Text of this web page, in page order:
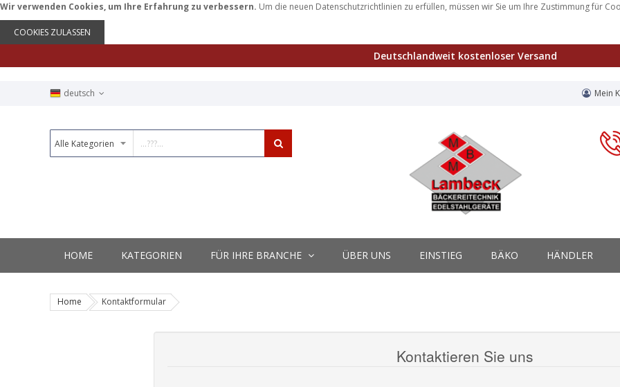
Wir verwenden Cookies, um Ihre Erfahrung zu verbessern. Um die neuen Datenschutzrichtlinien zu erfüllen, müssen wir Sie um Ihre Zustimmung für
COOKIES ZULASSEN
Deutschlandweit kostenloser Versand
deutsch Mein
HOME KATEGORIEN FÜR IHRE BRANCHE ÜBER UNS EINSTIEG BÄKO HÄNDLER
Home Kontaktformular
Kontaktieren Sie uns